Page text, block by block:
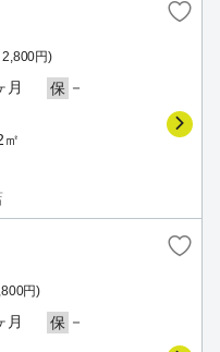
2,800円)
月 保 －
円)
月 保 －